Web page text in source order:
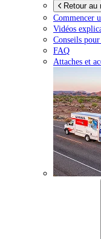
Retour au
Commencer
Vidéos
Conseils
FAQ
Attaches et